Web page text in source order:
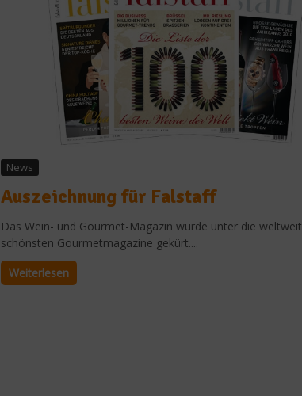
News
Auszeichnung für Falstaff
Das Wein- und Gourmet-Magazin wurde unter die weltweit
schönsten Gourmetmagazine gekürt....
Weiterlesen